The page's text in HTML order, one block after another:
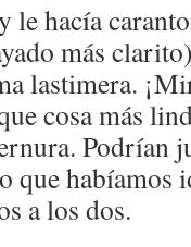
le hacía
más
lastimera.
cosa más
Podrían
que habíamos
a los dos.